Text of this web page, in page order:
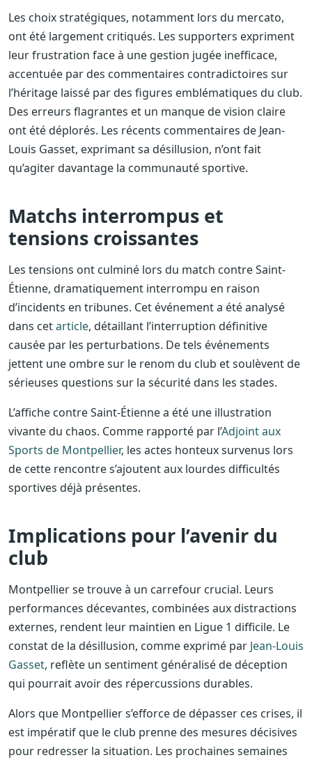
Les choix stratégiques, notamment lors du mercato,
ont été largement critiqués. Les supporters expriment
leur frustration face à une gestion jugée inefficace,
accentuée par des commentaires contradictoires sur
l’héritage laissé par des figures emblématiques du club.
Des erreurs flagrantes et un manque de vision claire
ont été déplorés. Les récents commentaires de Jean-
Louis Gasset, exprimant sa désillusion, n’ont fait
qu’agiter davantage la communauté sportive.
Matchs interrompus et
tensions croissantes
Les tensions ont culminé lors du match contre Saint-
Étienne, dramatiquement interrompu en raison
d’incidents en tribunes. Cet événement a été analysé
dans cetarticle, détaillant l’interruption définitive
causée par les perturbations. De tels événements
jettent une ombre sur le renom du club et soulèvent de
sérieuses questions sur la sécurité dans les stades.
L’affiche contre Saint-Étienne a été une illustration
vivante du chaos. Comme rapporté par l’Adjoint aux
Sports de Montpellier, les actes honteux survenus lors
de cette rencontre s’ajoutent aux lourdes difficultés
sportives déjà présentes.
Implications pour l’avenir du
club
Montpellier se trouve à un carrefour crucial. Leurs
performances décevantes, combinées aux distractions
externes, rendent leur maintien en Ligue 1 difficile. Le
constat de la désillusion, comme exprimé par Jean-Louis
Gasset, reflète un sentiment généralisé de déception
qui pourrait avoir des répercussions durables.
Alors que Montpellier s’efforce de dépasser ces crises, il
est impératif que le club prenne des mesures décisives
pour redresser la situation. Les prochaines semaines